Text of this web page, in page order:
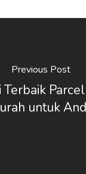
Previous Post
Terbaik
untuk